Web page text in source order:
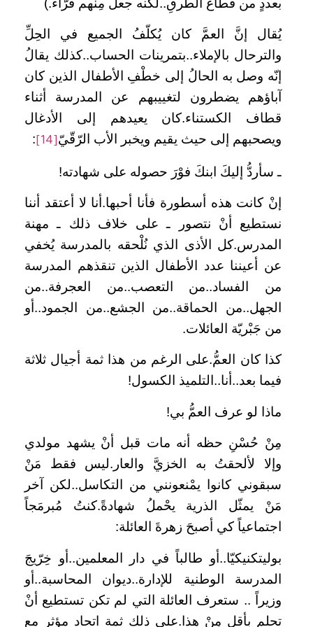
بعددٍ من قُطَّاع الطُّرقِ..لكنه جعلَ مِنْهم قُرّاءً.)
يُقال إنَّ العمَّ كان يُكلّفُ الجميع في الحِلِّ
والترحال بالإملاء..بتمرينات الحساب..كذلك يقالُ
إنّه وصل به الحالُ إلى خطْفِ الأطفال الذين كان
آباؤهم يضطرون لتغييبهم عن المدرسة أثناء
قطاف الكستناء.كان يعيدهم إلى الأدغال
ويصحبهم إلى حيث يقيم ويخبر الأب الرّقّيّ [14]
:
ـ سأردُّ إليكَ ابنكَ فوْرَ حصوله على شهادته!
إنْ كانت هذه أسطورة فأنا أحبها.أنا لا أعتقد أننا
نستطيع أنْ نتصور ـ على خلاف ذلك ـ مهنة
المدرس.كل الأذى الذي نُلْحقه بالمدرسة يُخفي
عن أعيننا عدد الأطفال الذين تنقذهم المدرسة
من الفساد..من التعصب..من العجرفة..من
الجهل..من الحماقة..من الجشع..من الجمود..أو
من جَبْريّة العائلات.
كذا كان العمُّ.على الرغم من هذا ثمة أجيال ثلاثة
فيما بعد..أنا..التلميذ الكسول!
ماذا لو عرف العمُّ بي!
مِنْ حُسْنِ حظه أنه مات قبل أنْ يشهد مولدي
وإلا لألحقتُ به الخزيَّ والعار.ليس فقط مَنْ
سبقوني كانوا يمْنعونني من التكاسل..لكن آخر
مَنْ يمثّل الذرية يحْملُ شهادةً.كنتُ مُبرمَجاً
اجتماعياً كي أصبحَ زهرةَ العائلة:
بوليتكنيكيّا..أو طالباً في دار المعلمين..أو خِرّيجَ
المدرسة الوطنية للإدارة..ديوان المحاسبة..أو
وزيراً .. ستعرف العائلة التي لم تكن تستطيع أنْ
تحلم بأقل مِنْ هذا.على ذلك ثمة اتحاد مؤثر مع